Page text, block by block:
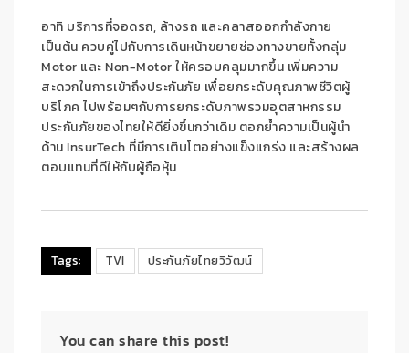
อาทิ บริการที่จอดรถ, ล้างรถ และคลาสออกกำลังกาย
เป็นต้น ควบคู่ไปกับการเดินหน้าขยายช่องทางขายทั้งกลุ่ม
Motor และNon-Motorให้ครอบคลุมมากขึ้น เพิ่มความ
สะดวกในการเข้าถึงประกันภัย เพื่อยกระดับคุณภาพชีวิตผู้
บริโภค ไปพร้อมๆกับการยกระดับภาพรวมอุตสาหกรรม
ประกันภัยของไทยให้ดียิ่งขึ้นกว่าเดิม ตอกย้ำความเป็นผู้นำ
ด้านInsurTech ที่มีการเติบโตอย่างแข็งแกร่ง และสร้างผล
ตอบแทนที่ดีให้กับผู้ถือหุ้น
Tags: TVI ประกันภัยไทยวิวัฒน์
You can share this post!